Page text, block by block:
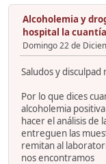
Alcoholemia y
hospital la
Domingo 22 de
Saludos y
Por lo que dices
alcoholemia
hacer el análisis de
entreguen las
remitan al
nos encontramos